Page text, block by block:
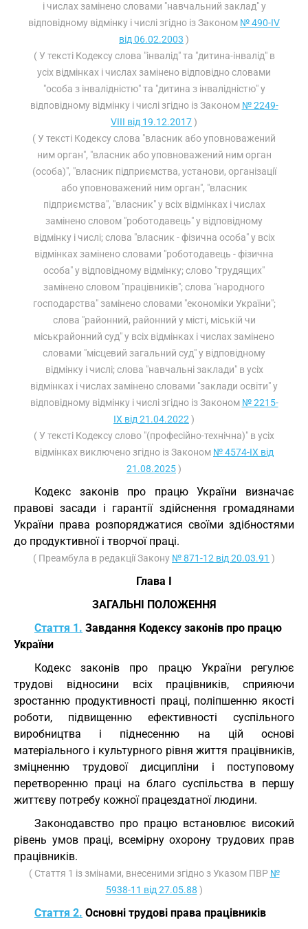
і числах замінено словами "навчальний заклад" у
відповідному відмінку і числі згідно із Законом № 490-IV
від 06.02.2003 )
( У тексті Кодексу слова "інвалід" та "дитина-інвалід" в
усіх відмінках і числах замінено відповідно словами
"особа з інвалідністю" та "дитина з інвалідністю" у
відповідному відмінку і числі згідно із Законом № 2249-
VIII від 19.12.2017)
( У тексті Кодексу слова "власник або уповноважений
ним орган", "власник або уповноважений ним орган
(особа)", "власник підприємства, установи, організації
або уповноважений ним орган", "власник
підприємства", "власник" у всіх відмінках і числах
замінено словом "роботодавець" у відповідному
відмінку і числі; слова "власник - фізична особа" у всіх
відмінках замінено словами "роботодавець - фізична
особа" у відповідному відмінку; слово "трудящих"
замінено словом "працівників"; слова "народного
господарства" замінено словами "економіки України";
слова "районний, районний у місті, міській чи
міськрайонний суд" у всіх відмінках і числах замінено
словами "місцевий загальний суд" у відповідному
відмінку і числі; слова "навчальні заклади" в усіх
відмінках і числах замінено словами "заклади освіти" у
відповідному відмінку і числі згідно із Законом № 2215-
IX від 21.04.2022 )
( У тексті Кодексу слово "(професійно-технічна)" в усіх
відмінках виключено згідно із Законом № 4574-IX від
21.08.2025)
Кодекс законів про працю України визначає
правові засади і гарантії здійснення громадянами
України права розпоряджатися своїми здібностями
до продуктивної і творчої праці.
( Преамбула в редакції Закону № 871-12 від 20.03.91 )
Глава I
ЗАГАЛЬНІ ПОЛОЖЕННЯ
Стаття 1. Завдання Кодексу законів про працю
України
Кодекс законів про працю України регулює
трудові відносини всіх працівників, сприяючи
зростанню продуктивності праці, поліпшенню якості
роботи, підвищенню ефективності суспільного
виробництва і піднесенню на цій основі
матеріального і культурного рівня життя працівників,
зміцненню трудової дисципліни і поступовому
перетворенню праці на благо суспільства в першу
життєву потребу кожної працездатної людини.
Законодавство про працю встановлює високий
рівень умов праці, всемірну охорону трудових прав
працівників.
( Стаття 1 із змінами, внесеними згідно з Указом ПВР №
5938-11 від 27.05.88 )
Стаття 2. Основні трудові права працівників